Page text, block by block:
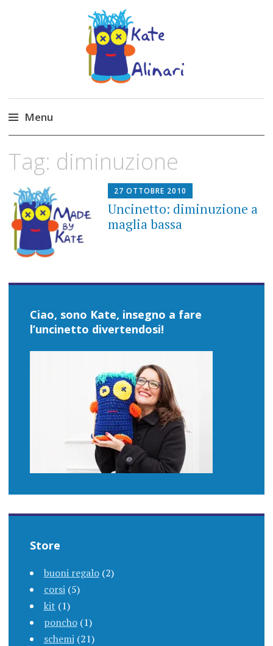
Made by Kate
Kate Alinari, corsi di uncinetto, entusiasmo,
schemi gratuiti, amigurumi, I Balocchi del Tipo
Strano, traduzioni e tanto divertimento!
Menu
content
Tag: diminuzione
27 OTTOBRE 2010
Uncinetto: diminuzione a
maglia bassa
Ciao, sono Kate, insegno a fare
l’uncinetto divertendosi!
Store
buoni regalo (2)
corsi (5)
kit (1)
poncho (1)
schemi (21)